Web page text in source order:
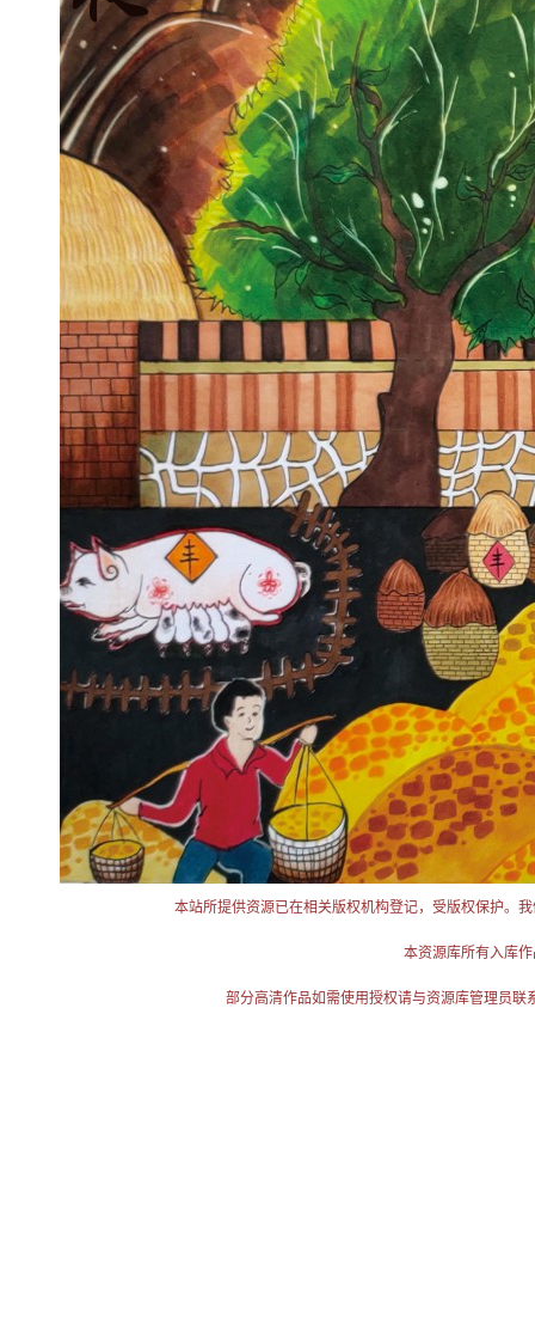
本站所提供资源已在相关版权机构登记，受版权保护。
本资源库所有入库
部分高清作品如需使用授权请与资源库管理员联